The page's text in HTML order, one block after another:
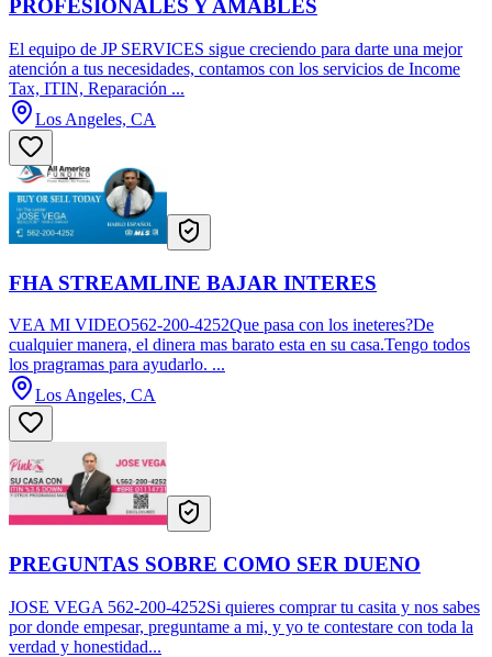
PROFESIONALES Y AMABLES
El equipo de JP SERVICES sigue creciendo para darte una mejor
atención a tus necesidades, contamos con los servicios de Income
Tax, ITIN, Reparación ...
Los Angeles, CA
FHA STREAMLINE BAJAR INTERES
VEA MI VIDEO562-200-4252Que pasa con los ineteres?De
cualquier manera, el dinera mas barato esta en su casa.Tengo todos
los pragramas para ayudarlo. ...
Los Angeles, CA
PREGUNTAS SOBRE COMO SER DUENO
JOSE VEGA 562-200-4252Si quieres comprar tu casita y nos sabes
por donde empesar, preguntame a mi, y yo te contestare con toda la
verdad y honestidad...